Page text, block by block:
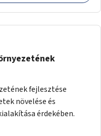
fejlesztése
növelése és
érdekében.